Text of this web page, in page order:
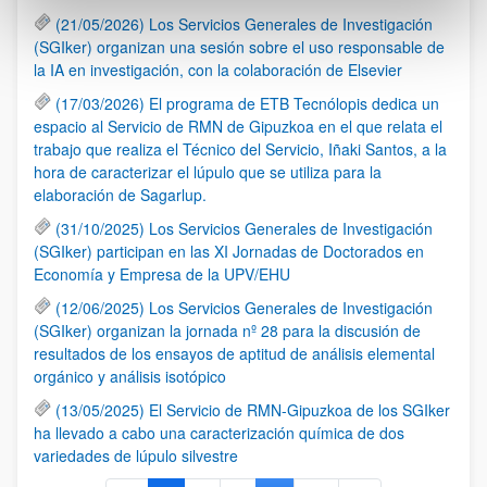
(21/05/2026) Los Servicios Generales de Investigación
(SGIker) organizan una sesión sobre el uso responsable de
la IA en investigación, con la colaboración de Elsevier
(17/03/2026) El programa de ETB Tecnólopis dedica un
espacio al Servicio de RMN de Gipuzkoa en el que relata el
trabajo que realiza el Técnico del Servicio, Iñaki Santos, a la
hora de caracterizar el lúpulo que se utiliza para la
elaboración de Sagarlup.
(31/10/2025) Los Servicios Generales de Investigación
(SGIker) participan en las XI Jornadas de Doctorados en
Economía y Empresa de la UPV/EHU
(12/06/2025) Los Servicios Generales de Investigación
(SGIker) organizan la jornada nº 28 para la discusión de
resultados de los ensayos de aptitud de análisis elemental
orgánico y análisis isotópico
(13/05/2025) El Servicio de RMN-Gipuzkoa de los SGIker
ha llevado a cabo una caracterización química de dos
variedades de lúpulo silvestre